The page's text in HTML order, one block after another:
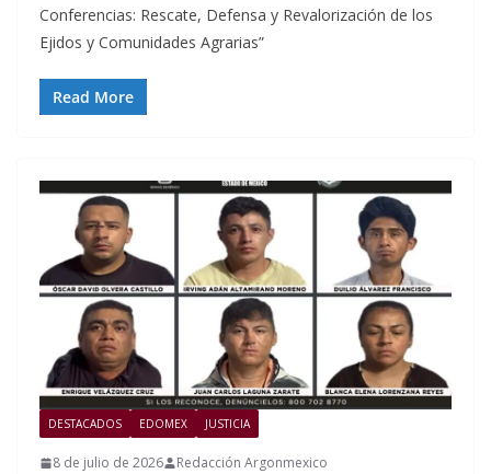
Conferencias: Rescate, Defensa y Revalorización de los
Ejidos y Comunidades Agrarias”
Read More
DESTACADOS EDOMEX JUSTICIA
8 de julio de 2026 Redacción Argonmexico